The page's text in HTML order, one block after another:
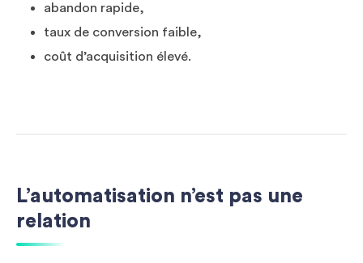
abandon rapide,
taux de conversion faible,
coût d’acquisition élevé.
L’automatisation n’est pas une
relation